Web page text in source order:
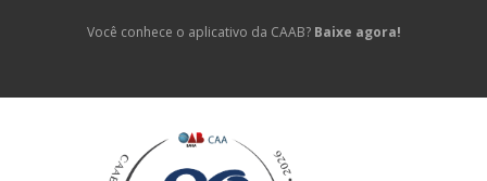
Você conhece o aplicativo da CAAB? Baixe agora!